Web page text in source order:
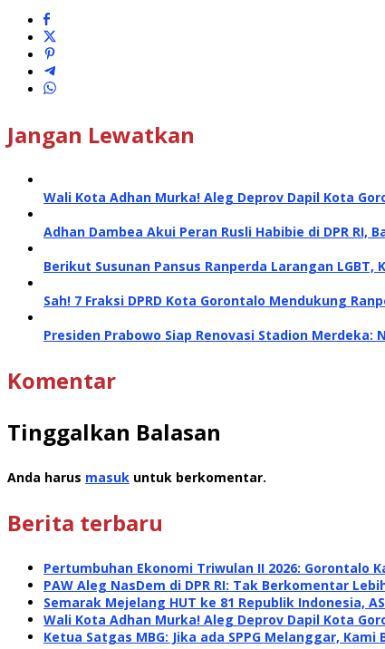
Jangan Lewatkan
Wali Kota Adhan Murka! Aleg Deprov Dapil Kota
Adhan Dambea Akui Peran Rusli Habibie di DPR RI,
Berikut Susunan Pansus Ranperda Larangan LGBT,
Sah! 7 Fraksi DPRD Kota Gorontalo Mendukung
Presiden Prabowo Siap Renovasi Stadion
Komentar
Tinggalkan Balasan
Anda harus masuk untuk berkomentar.
Berita terbaru
Pertumbuhan Ekonomi Triwulan II 2026: Gorontalo
PAW Aleg NasDem di DPR RI: Tak Berkomentar
Semarak Mejelang HUT ke 81 Republik Indonesia,
Wali Kota Adhan Murka! Aleg Deprov Dapil Kota
Ketua Satgas MBG: Jika ada SPPG Melanggar,